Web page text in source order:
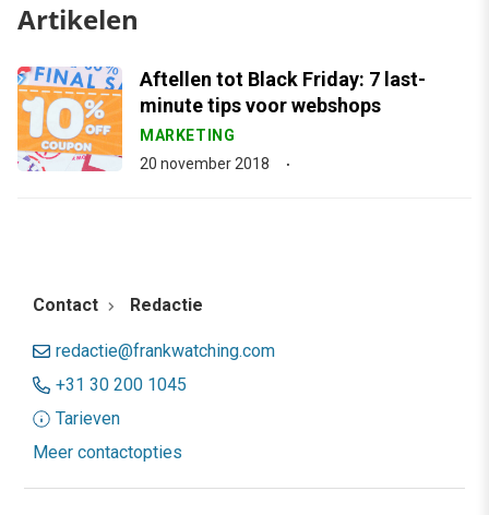
Artikelen
Aftellen tot Black Friday: 7 last-
minute tips voor webshops
MARKETING
20 november 2018
Contact Redactie
redactie@frankwatching.com
+31 30 200 1045
Tarieven
Meer contactopties